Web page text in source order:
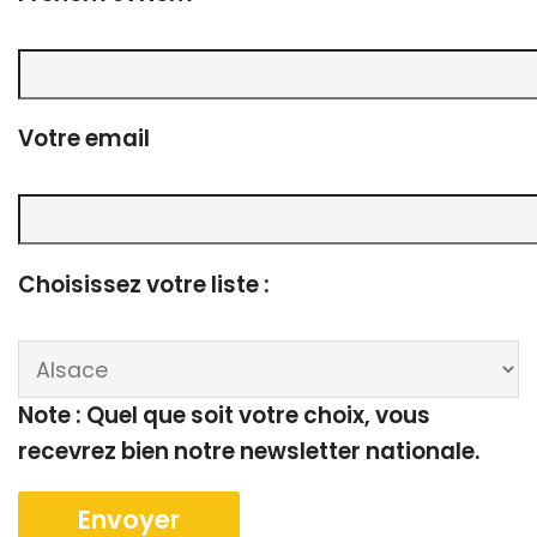
Votre email
Choisissez votre liste :
Note : Quel que soit votre choix, vous
recevrez bien notre newsletter nationale.